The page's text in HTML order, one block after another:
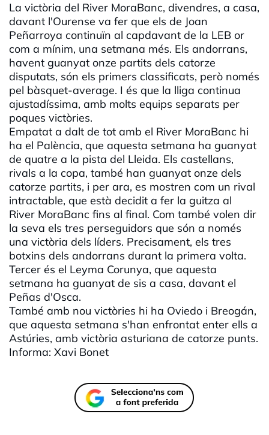
La victòria del River MoraBanc, divendres, a casa,
davant l'Ourense va fer que els de Joan
Peñarroya continuïn al capdavant de la LEB or
com a mínim, una setmana més. Els andorrans,
havent guanyat onze partits dels catorze
disputats, són els primers classificats, però només
pel bàsquet-average. I és que la lliga continua
ajustadíssima, amb molts equips separats per
poques victòries.
Empatat a dalt de tot amb el River MoraBanc hi
ha el Palència, que aquesta setmana ha guanyat
de quatre a la pista del Lleida. Els castellans,
rivals a la copa, també han guanyat onze dels
catorze partits, i per ara, es mostren com un rival
intractable, que està decidit a fer la guitza al
River MoraBanc fins al final. Com també volen dir
la seva els tres perseguidors que són a només
una victòria dels líders. Precisament, els tres
botxins dels andorrans durant la primera volta.
Tercer és el Leyma Corunya, que aquesta
setmana ha guanyat de sis a casa, davant el
Peñas d'Osca.
També amb nou victòries hi ha Oviedo i Breogán,
que aquesta setmana s'han enfrontat enter ells a
Astúries, amb victòria asturiana de catorze punts.
Informa: Xavi Bonet